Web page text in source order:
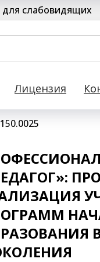
для слабовидящих
Лицензия